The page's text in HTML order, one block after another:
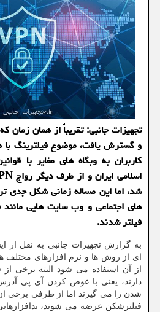
تجهیزات جانبی: تقریباً از همان زمان
و گسترش یافت، موضوع فیلترینگ
کاربران به وبگاه های مغایر با
شد، اما این مساله زمانی شکل جدی
های اجتماعی و وب سایت هایی مانند
فیلتر شدند.
به گزارش تجهیزات جانبی به نقل از
ای از روش ها و نرم افزارهای مختلف
از آن استفاده می شود البته برخی از
دارند، یعنی با عوض کردن آی پی
شدن را می گیرند اما از طرفی برخی
فیلترشکن عرضه می شوند،